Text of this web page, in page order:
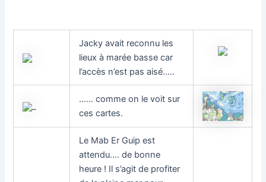
Jacky avait reconnu les
lieux à marée basse car
l’accès n’est pas aisé…..
…… comme on le voit sur
ces cartes.
Le Mab Er Guip est
attendu…. de bonne
heure ! Il s’agit de profiter